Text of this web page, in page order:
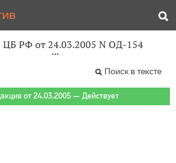
ЦБ РФ от 24.03.2005 N ОД-154
Поиск в тексте
от 24.03.2005 — Действует